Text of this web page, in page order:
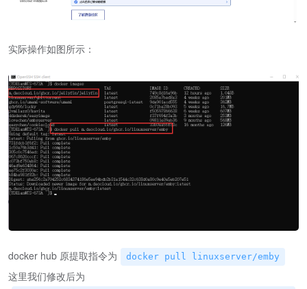
实际操作如图所示：
docker hub 原提取指令为 docker pull linuxserver/emby
这里我们修改后为